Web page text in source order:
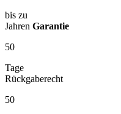
bis zu
Jahren Garantie
50
Tage
Rückgaberecht
50